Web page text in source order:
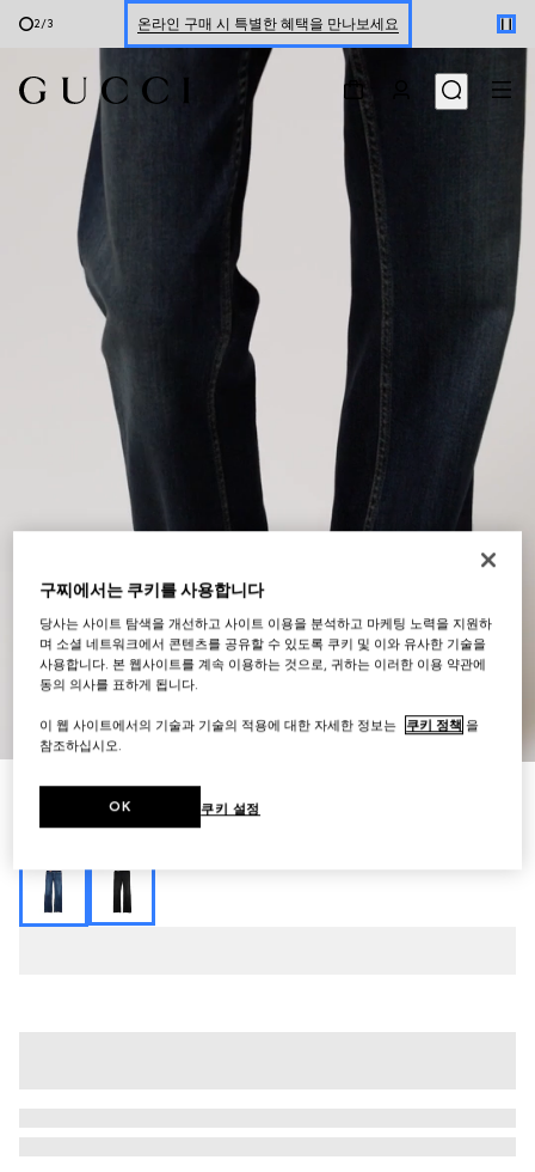
2/3 온라인 구매 시 특별한 혜택을 만나보세요
신세계 강남 팝업 스토어 예약하기 7/30-8/9
한정 기간 만나보는 장기 무이자 할부 서비스
7
₩1,660,000
구찌에서는 쿠키를 사용합니다
당사는 사이트 탐색을 개선하고 사이트 이용을 분석하고 마케팅 노력을 지원하
며 소셜 네트워크에서 콘텐츠를 공유할 수 있도록 쿠키 및 이와 유사한 기술을
사용합니다. 본 웹사이트를 계속 이용하는 것으로, 귀하는 이러한 이용 약관에
동의 의사를 표하게 됩니다.
이 웹 사이트에서의 기술과 기술의 적용에 대한 자세한 정보는 쿠키 정책 을
참조하십시오.
쿠키 설정
OK